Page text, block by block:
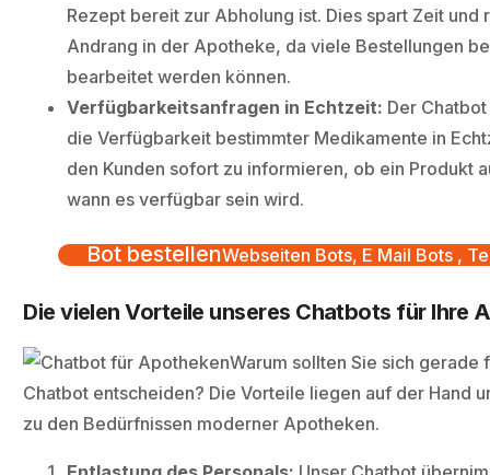
Rezept bereit zur Abholung ist. Dies spart Zeit und
Andrang in der Apotheke, da viele Bestellungen
bearbeitet werden können.
Verfügbarkeitsanfragen in Echtzeit: Der
die Verfügbarkeit bestimmter Medikamente in
den Kunden sofort zu informieren, ob ein Produkt
wann es verfügbar sein wird.
Bot bestellenWebseiten Bots, E Mail Bots ,
Die vielen Vorteile unseres Chatbots für Ihre
Warum sollten Sie sich gerade
Chatbot entscheiden? Die Vorteile liegen auf der Hand
zu den Bedürfnissen moderner Apotheken.